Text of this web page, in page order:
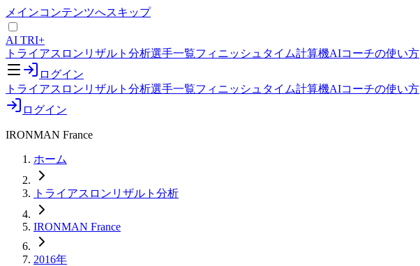
メインコンテンツへスキップ
AI TRI+
トライアスロンリザルト分析選手一覧フィニッシュタイム計算機AIコーチの使い方
ログイン
トライアスロンリザルト分析選手一覧フィニッシュタイム計算機AIコーチの使い方
ログイン
IRONMAN France
ホーム
トライアスロンリザルト分析
IRONMAN France
2016年